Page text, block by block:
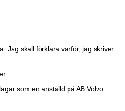
Jag skall förklara varför, jag skriver
som en anställd på AB Volvo.